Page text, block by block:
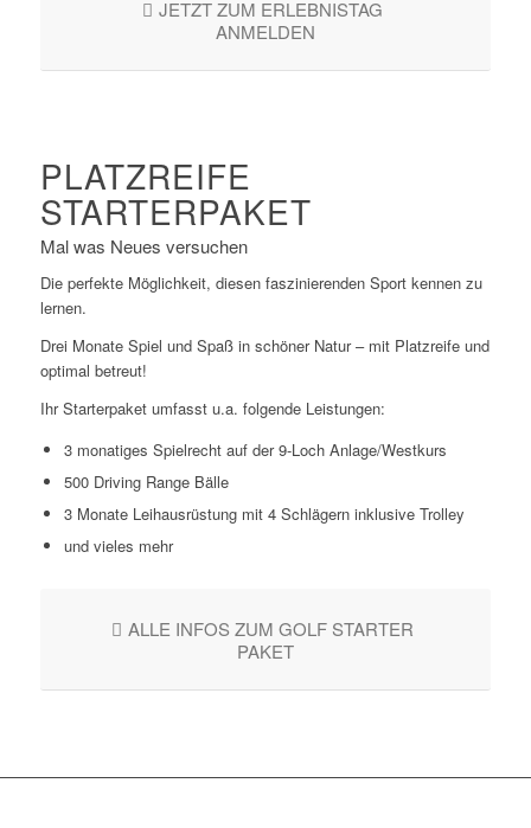
JETZT ZUM ERLEBNISTAG
ANMELDEN
PLATZREIFE
STARTERPAKET
Mal was Neues versuchen
Die perfekte Möglichkeit, diesen faszinierenden Sport kennen zu
lernen.
Drei Monate Spiel und Spaß in schöner Natur – mit Platzreife und
optimal betreut!
Ihr Starterpaket umfasst u.a. folgende Leistungen:
3 monatiges Spielrecht auf der 9-Loch Anlage/Westkurs
500 Driving Range Bälle
3 Monate Leihausrüstung mit 4 Schlägern inklusive Trolley
und vieles mehr
ALLE INFOS ZUM GOLF STARTER
PAKET